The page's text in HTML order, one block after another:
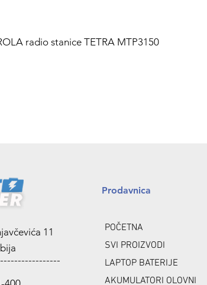
radio stanice TETRA MTP3150
11
Prodavnica
POČETNA
SVI PROIZVODI
LAPTOP BATERIJE
AKUMULATORI OLOVNI